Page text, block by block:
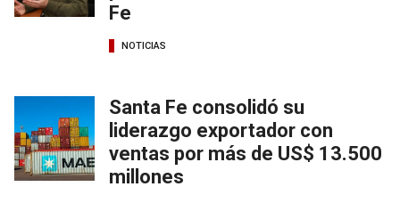
Fe
NOTICIAS
Santa Fe consolidó su
liderazgo exportador con
ventas por más de US$ 13.500
millones